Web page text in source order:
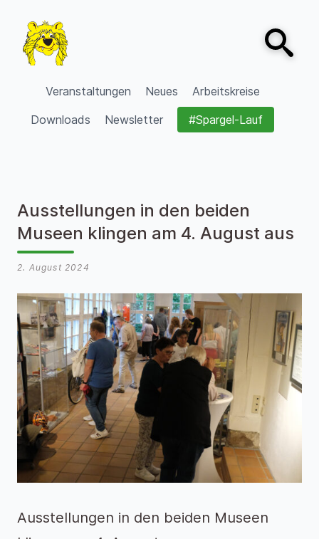
VVV Burgdorf
Veranstaltungen Neues
Arbeitskreise
Downloads
Newsletter #Spargel-Lauf
Open
Ausstellungen in den beiden
Museen klingen am 4. August aus
2. August 2024
Ausstellungen in den beiden Museen